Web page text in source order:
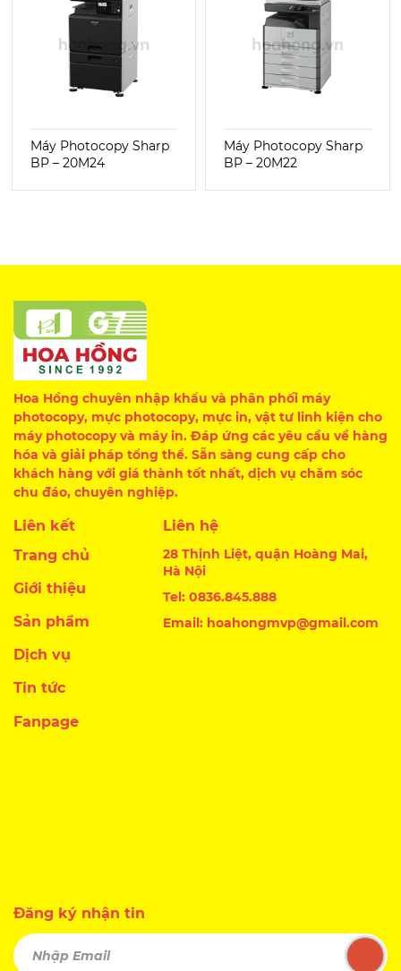
Máy Photocopy Sharp
BP – 20M24
Máy Photocopy Sharp
BP – 20M22
Hoa Hồng chuyên nhập khẩu và phân phối máy
photocopy, mực photocopy, mực in, vật tư linh kiện cho
máy photocopy và máy in. Đáp ứng các yêu cầu về hàng
hóa và giải pháp tổng thể. Sẵn sàng cung cấp cho
khách hàng với giá thành tốt nhất, dịch vụ chăm sóc
chu đáo, chuyên nghiệp.
Liên kết
Trang chủ
Giới thiệu
Sản phẩm
Dịch vụ
Tin tức
Liên hệ
28 Thịnh Liệt, quận Hoàng Mai,
Hà Nội
Tel: 0836.845.888
Email: hoahongmvp@gmail.com
Fanpage
Đăng ký nhận tin